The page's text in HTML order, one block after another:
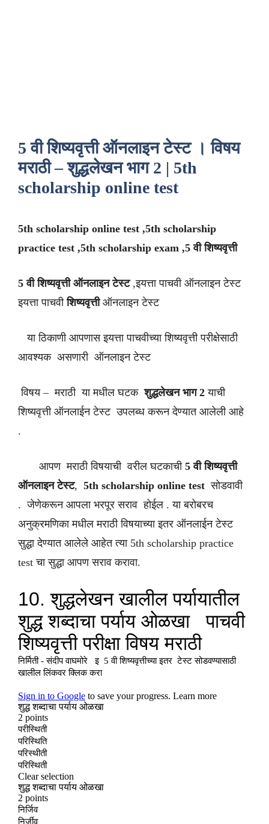
5 वी शिष्यवृत्ती ऑनलाइन टेस्ट । विषय
मराठी – शुद्धलेखन भाग 2 | 5th
scholarship online test
5th scholarship online test ,5th scholarship
practice test ,5th scholarship exam ,5 वी शिष्यवृत्ती
5 वी शिष्यवृत्ती ऑनलाइन टेस्ट ,इयत्ता पाचवी ऑनलाइन टेस्ट
इयत्ता पाचवीशिष्यवृत्तीऑनलाइन टेस्ट
या ठिकाणी आपणास इयत्ता पाचवीच्या शिष्यवृत्ती परीक्षेसाठी
आवश्यक असणारी ऑनलाइन टेस्ट
विषय – मराठी या मधील घटकशुद्धलेखन भाग 2 याची
शिष्यवृत्ती ऑनलाईन टेस्ट उपलब्ध करून देण्यात आलेली आहे
.
आपण मराठी विषयाची वरील घटकाची 5 वी शिष्यवृत्ती
ऑनलाइन टेस्ट, 5th scholarship online test सोडवावी
. जेणेकरून आपला भरपूर सराव होईल . या बरोबरच
अनुक्रमणिका मधील मराठी विषयाच्या इतर ऑनलाईन टेस्ट
सुद्धा देण्यात आलेले आहेत त्या 5th scholarship practice
test चा सुद्धा आपण सराव करावा.